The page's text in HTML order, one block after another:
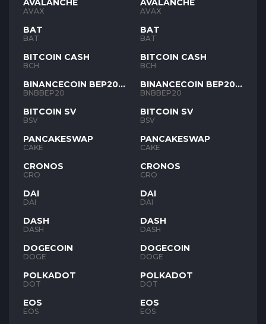
AVALANCHE
AVAX
BAT
BAT
BITCOIN CASH
BCH
BINANCECOIN BEP20
BNB
BNBBEP20
BITCOIN SV
BSV
PANCAKESWAP
CAKE
CRONOS
CRO
DAI
DAI
DASH
DASH
DOGECOIN
DOGE
POLKADOT
DOT
EOS
EOS
AVALANCHE
AVAX
BAT
BAT
BITCOIN CASH
BCH
BINANCECOIN BEP20
BNB
BNBBEP20
BITCOIN SV
BSV
PANCAKESWAP
CAKE
CRONOS
CRO
DAI
DAI
DASH
DASH
DOGECOIN
DOGE
POLKADOT
DOT
EOS
EOS